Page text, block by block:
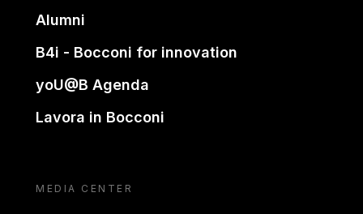
Alumni
B4i - Bocconi for innovation
yoU@B Agenda
Lavora in Bocconi
MEDIA CENTER